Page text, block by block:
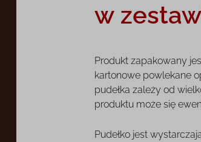
w
Produkt zapakowany
kartonowe powlekane
pudełka zależy od
produktu może się
Pudełko jest